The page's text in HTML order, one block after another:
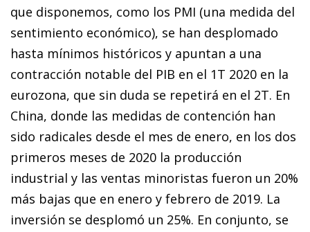
que disponemos, como los PMI (una medida del
sentimiento económico), se han desplomado
hasta mínimos históricos y apuntan a una
contracción notable del PIB en el 1T 2020 en la
eurozona, que sin duda se repetirá en el 2T. En
China, donde las medidas de contención han
sido radicales desde el mes de enero, en los dos
primeros meses de 2020 la producción
industrial y las ventas minoristas fueron un 20%
más bajas que en enero y febrero de 2019. La
inversión se desplomó un 25%. En conjunto, se